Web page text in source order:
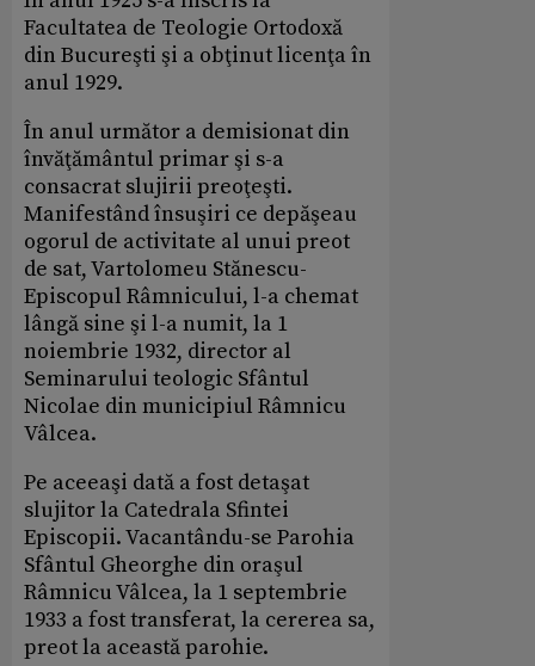
Facultatea de Teologie Ortodoxă
din Bucureşti şi a obţinut licenţa în
anul 1929.
În anul următor a demisionat din
învăţământul primar şi s-a
consacrat slujirii preoţeşti.
Manifestând însuşiri ce depăşeau
ogorul de activitate al unui preot
de sat, Vartolomeu Stănescu-
Episcopul Râmnicului, l-a chemat
lângă sine şi l-a numit, la 1
noiembrie 1932, director al
Seminarului teologic Sfântul
Nicolae din municipiul Râmnicu
Vâlcea.
Pe aceeaşi dată a fost detaşat
slujitor la Catedrala Sfintei
Episcopii. Vacantându-se Parohia
Sfântul Gheorghe din oraşul
Râmnicu Vâlcea, la 1 septembrie
1933 a fost transferat, la cererea sa,
preot la această parohie.